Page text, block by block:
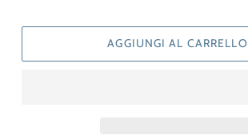
AGGIUNGI AL CARRELLO